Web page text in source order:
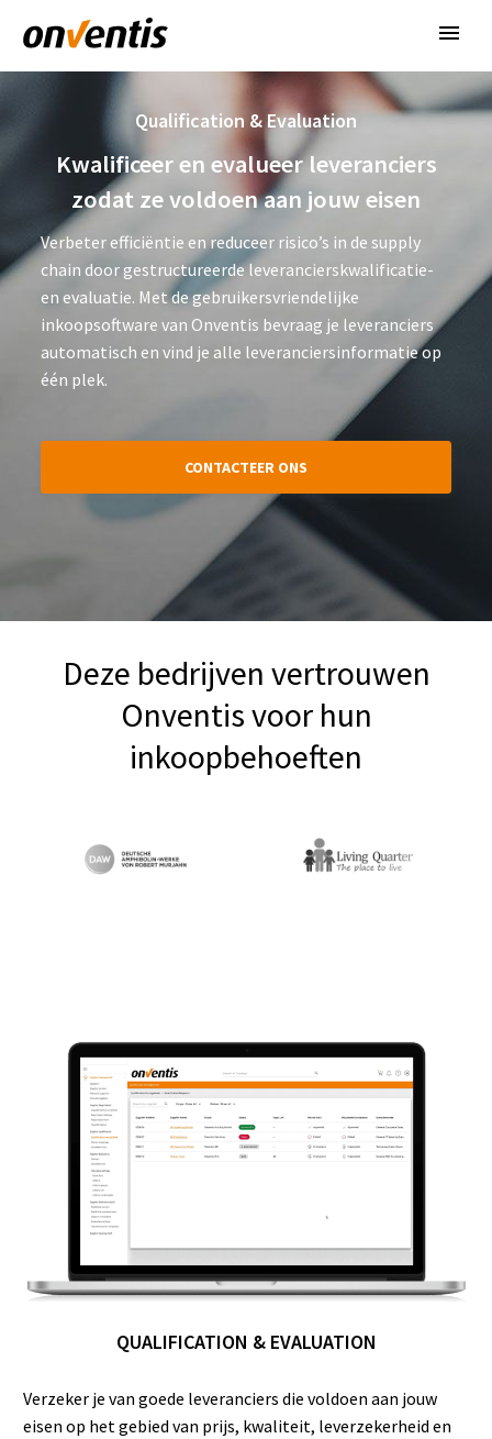
Qualification & Evaluation
Kwalificeer en evalueer leveranciers
zodat ze voldoen aan jouw eisen
Verbeter efficiëntie en reduceer risico’s in de supply
chain door gestructureerde leverancierskwalificatie-
en evaluatie. Met de gebruikersvriendelijke
inkoopsoftware van Onventis bevraag je leveranciers
automatisch en vind je alle leveranciersinformatie op
één plek.
CONTACTEER ONS
Deze bedrijven vertrouwen
Onventis voor hun
inkoopbehoeften
QUALIFICATION & EVALUATION
Verzeker je van goede leveranciers die voldoen aan jouw
eisen op het gebied van prijs, kwaliteit, leverzekerheid en